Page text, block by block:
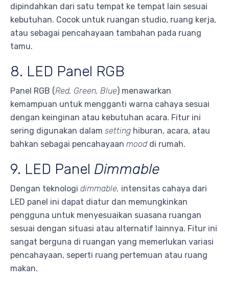
dipindahkan dari satu tempat ke tempat lain sesuai
kebutuhan. Cocok untuk ruangan studio, ruang kerja,
atau sebagai pencahayaan tambahan pada ruang
tamu.
8. LED Panel RGB
Panel RGB (Red, Green, Blue) menawarkan
kemampuan untuk mengganti warna cahaya sesuai
dengan keinginan atau kebutuhan acara. Fitur ini
sering digunakan dalam setting hiburan, acara, atau
bahkan sebagai pencahayaan mooddi rumah.
9. LED Panel Dimmable
Dengan teknologi dimmable, intensitas cahaya dari
LED panel ini dapat diatur dan memungkinkan
pengguna untuk menyesuaikan suasana ruangan
sesuai dengan situasi atau alternatif lainnya. Fitur ini
sangat berguna di ruangan yang memerlukan variasi
pencahayaan, seperti ruang pertemuan atau ruang
makan.